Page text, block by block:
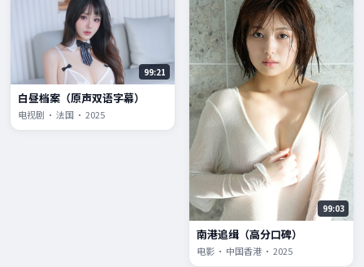
99:21
白昼档案（原声双语字幕）
电视剧 · 法国 · 2025
99:03
南港追缉（高分口碑）
电影 · 中国香港 · 2025